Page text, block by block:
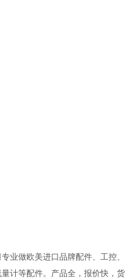
业做欧美进口品牌配件、工控、
量计等配件。 产品全 ，报价快，货